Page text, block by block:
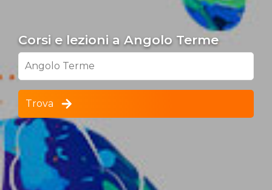
Corsi e lezioni a Angolo Terme
Angolo Terme
Trova